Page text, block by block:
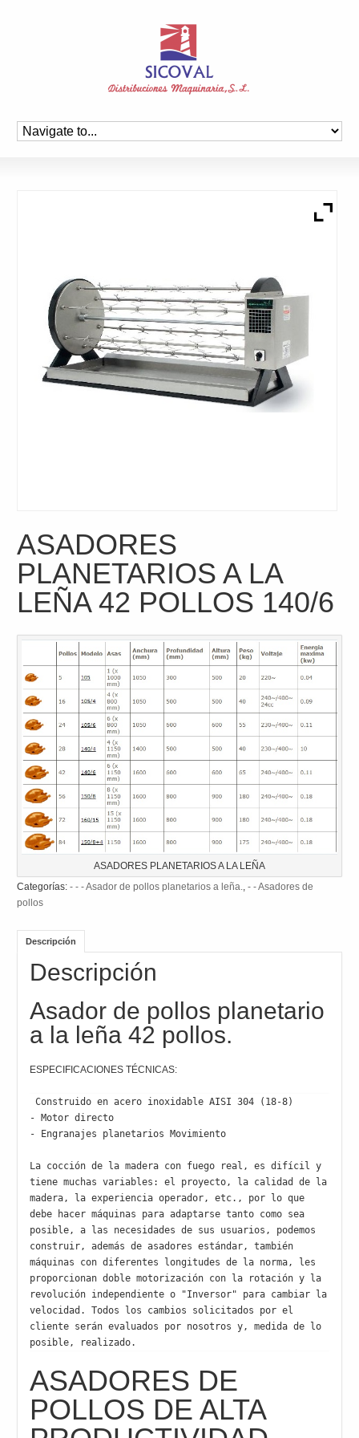
ASADORES
PLANETARIOS A LA
LEÑA 42 POLLOS 140/6
ASADORES PLANETARIOS A LA LEÑA
Categorías:- - - Asador de pollos planetarios a leña. ,- - Asadores de
pollos
Descripción
Descripción
Asador de pollos planetario
a la leña 42 pollos.
ESPECIFICACIONES TÉCNICAS:
Construido en acero inoxidable AISI 304 (18-8)
- Motor directo
- Engranajes planetarios Movimiento
La cocción de la madera con fuego real, es difícil y
tiene muchas variables: el proyecto, la calidad de la
madera, la experiencia operador, etc., por lo que
debe hacer máquinas para adaptarse tanto como sea
posible, a las necesidades de sus usuarios, podemos
construir, además de asadores estándar, también
máquinas con diferentes longitudes de la norma, les
proporcionan doble motorización con la rotación y la
revolución independiente o "Inversor" para cambiar la
velocidad. Todos los cambios solicitados por el
cliente serán evaluados por nosotros y, medida de lo
posible, realizado.
ASADORES DE
POLLOS DE ALTA